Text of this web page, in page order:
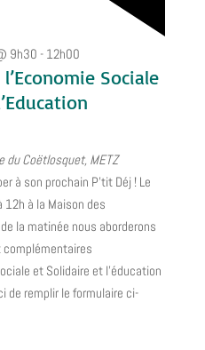
9h30 - 12h00
Sociale
du Coëtlosquet, METZ
à son prochain P'tit Déj ! Le
à la Maison des
la matinée nous aborderons
et Solidaire et l’éducation
de remplir le formulaire ci-